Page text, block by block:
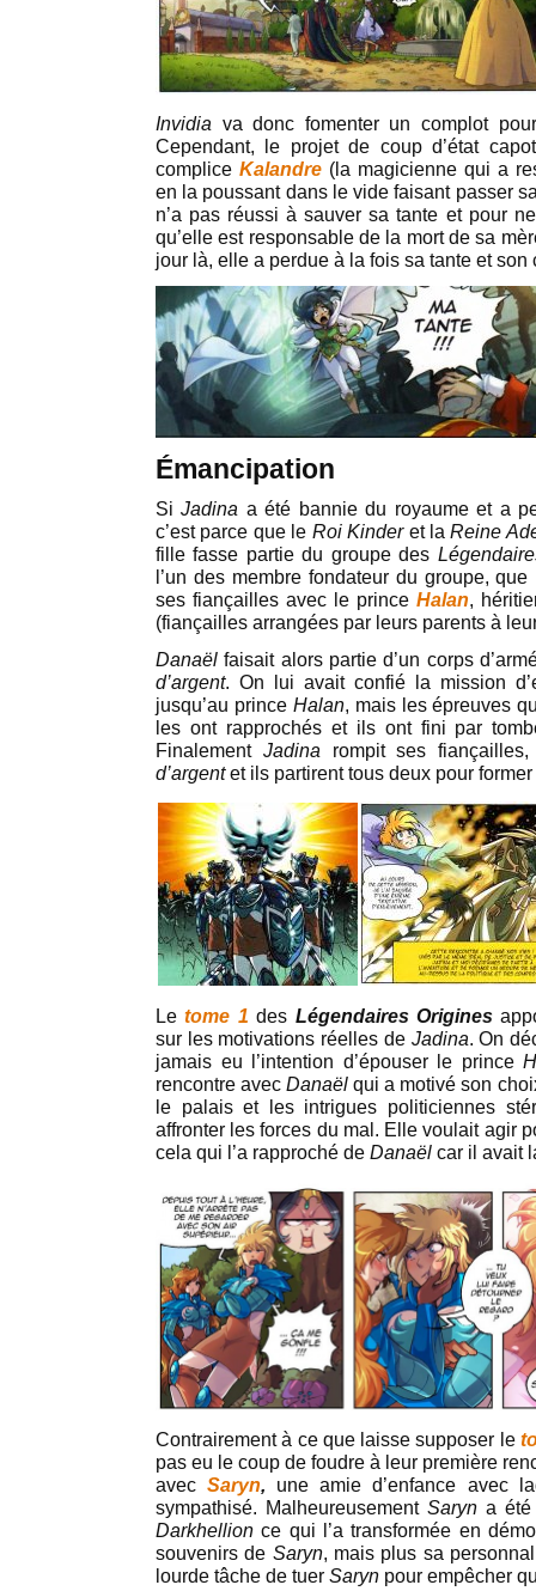
Invidia va donc fomenter un complot
Cependant, le projet de coup d’état
complice Kalandre (la magicienne qui a
en la poussant dans le vide faisant passer
n’a pas réussi à sauver sa tante et pour
qu’elle est responsable de la mort de sa
jour là, elle a perdue à la fois sa tante et son
Émancipation
SiJadina a été bannie du royaume et a
c’est parce que le Roi Kinder et laReine
fille fasse partie du groupe des
l’un des membre fondateur du groupe,
ses fiançailles avec le prince Halan,
(fiançailles arrangées par leurs parents à
Danaël faisait alors partie d’un corps
d’argent. On lui avait confié la mission
jusqu’au prince Halan, mais les épreuves
les ont rapprochés et ils ont fini par
Finalement Jadina rompit ses
d’argentet ils partirent tous deux pour
Letome 1 des Légendaires Origines
sur les motivations réelles de Jadina. On
jamais eu l’intention d’épouser le prince
rencontre avecDanaël qui a motivé son
le palais et les intrigues politiciennes
affronter les forces du mal. Elle voulait agir
cela qui l’a rapproché de Danaël car il avait
Contrairement à ce que laisse supposer le
pas eu le coup de foudre à leur première
avecSaryn, une amie d’enfance avec
sympathisé. Malheureusement Saryna été
Darkhellion ce qui l’a transformée en
souvenirs de Saryn, mais plus sa
lourde tâche de tuer Saryn pour empêcher